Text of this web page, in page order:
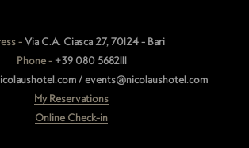
- Via C.A. Ciasca 27, 70124 - Bari
Phone - +39 080 5682111
/ events@nicolaushotel.com
My Reservations
Online Check-in